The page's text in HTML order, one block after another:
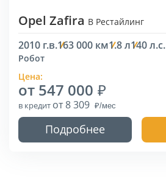
Opel Zafira B Рестайлинг
2010 г.в.163 000 км1.8 л140 л.с.
Робот
Цена:
от 547 000
в кредит от 8 309
Подробнее